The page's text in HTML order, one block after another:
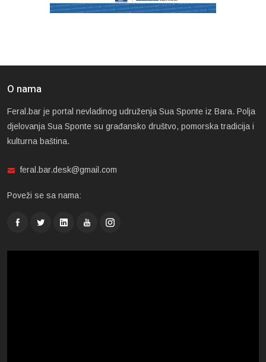
O nama
Feral.bar je portal nevladinog udruženja Sua Sponte iz Bara. Polja
djelovanja Sua Sponte su građansko društvo, pomorska tradicija i
kulturna baština.
feral.bar.desk@gmail.com
Poveži se sa nama: